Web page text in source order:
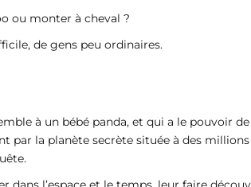
ou monter à cheval ?
de gens peu ordinaires.
à un bébé panda, et qui a le pouvoir
par la planète secrète située à des